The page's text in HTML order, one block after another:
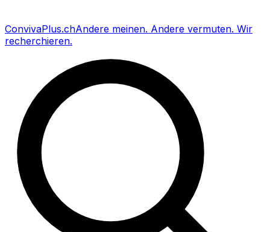
ConvivaPlus.chAndere meinen. Andere vermuten. Wir
recherchieren.